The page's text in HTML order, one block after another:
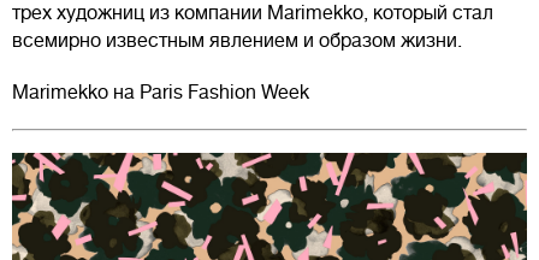
трех художниц из компании Marimekko, который стал
всемирно известным явлением и образом жизни.
Marimekko на Paris Fashion Week